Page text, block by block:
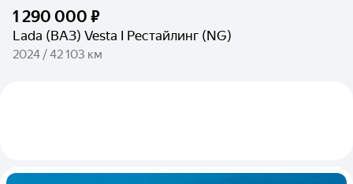
1 290 000 ₽
Lada (ВАЗ) Vesta I Рестайлинг (NG)
2024 / 42 103 км